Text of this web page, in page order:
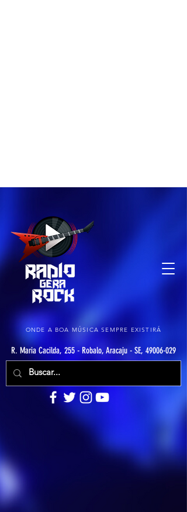
ONDE A BOA MÚSICA SEMPRE EXISTIRÁ
R. Maria Cacilda, 255 - Robalo, Aracaju - SE, 49006-029